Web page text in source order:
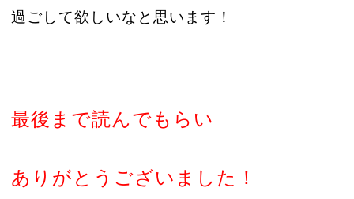
過ごして欲しいなと思います！
最後まで読んでもらい
ありがとうございました！